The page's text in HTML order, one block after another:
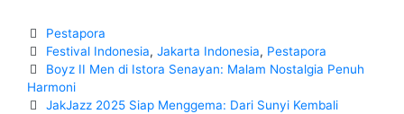
Categories
Pestapora
Tags
Festival Indonesia,Jakarta Indonesia, Pestapora
Post
navigation
Boyz II Men di Istora Senayan: Malam Nostalgia Penuh
Harmoni
JakJazz 2025 Siap Menggema: Dari Sunyi Kembali